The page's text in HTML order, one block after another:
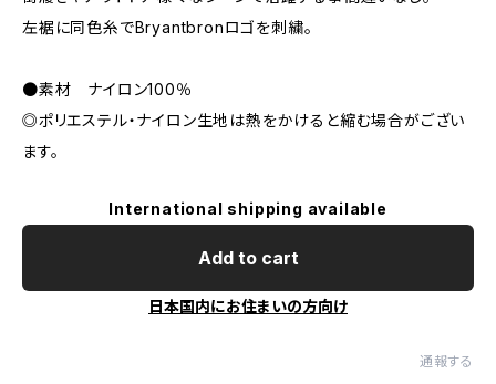
左裾に同色糸でBryantbronロゴを刺繍。
●素材 ナイロン100％
◎ポリエステル・ナイロン生地は熱をかけると縮む場合がござい
ます。
International shipping available
Add to cart
日本国内にお住まいの方向け
通報する